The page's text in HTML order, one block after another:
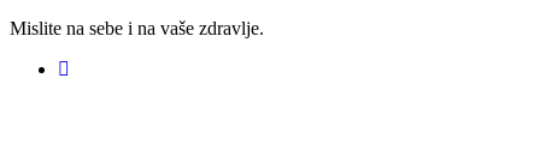
Mislite na sebe i na vaše zdravlje.